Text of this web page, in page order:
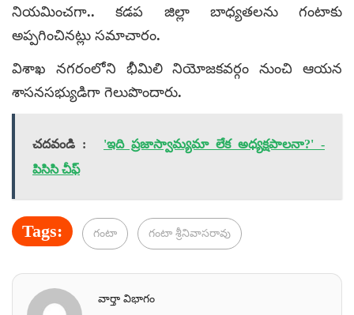
నియమించగా.. కడప జిల్లా బాధ్యతలను గంటాకు
అప్పగించినట్లు సమాచారం.
విశాఖ నగరంలోని భీమిలి నియోజకవర్గం నుంచి ఆయన
శాసనసభ్యుడిగా గెలుపొందారు.
చదవండి :
'ఇది ప్రజాస్వామ్యమా లేక అధ్యక్షపాలనా?' -
పిసిసి చీఫ్
Tags: గంటా గంటా శ్రీనివాసరావు
వార్తా విభాగం